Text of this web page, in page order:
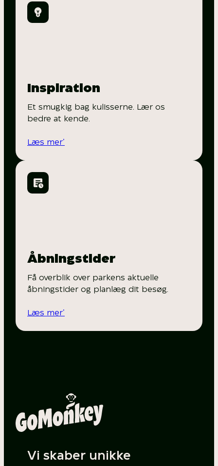
Inspiration
Et smugkig bag kulisserne. Lær os
bedre at kende.
Læs mer’
Åbningstider
Få overblik over parkens aktuelle
åbningstider og planlæg dit besøg.
Læs mer’
Vi skaber unikke